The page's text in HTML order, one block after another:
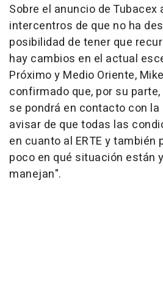
Sobre el anuncio de Tubacex
intercentros de que no ha
posibilidad de tener que
hay cambios en el actual
Próximo y Medio Oriente,
confirmado que, por su
se pondrá en contacto con
avisar de que todas las
en cuanto al ERTE y también
poco en qué situación están
manejan".